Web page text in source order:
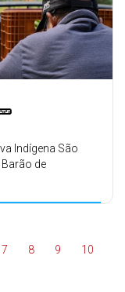
Indígena São
de
7 8 9 10